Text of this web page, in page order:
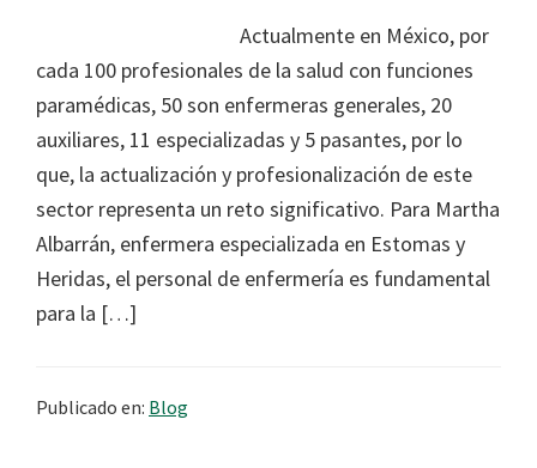
Actualmente en México, por
cada 100 profesionales de la salud con funciones
paramédicas, 50 son enfermeras generales, 20
auxiliares, 11 especializadas y 5 pasantes, por lo
que, la actualización y profesionalización de este
sector representa un reto significativo. Para Martha
Albarrán, enfermera especializada en Estomas y
Heridas, el personal de enfermería es fundamental
para la […]
Publicado en: Blog